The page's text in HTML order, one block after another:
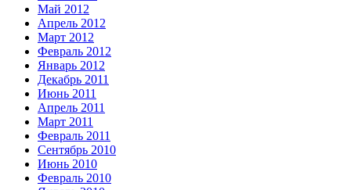
Май 2012
Апрель 2012
Март 2012
Февраль 2012
Январь 2012
Декабрь 2011
Июнь 2011
Апрель 2011
Март 2011
Февраль 2011
Сентябрь 2010
Июнь 2010
Февраль 2010